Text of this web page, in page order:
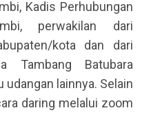
Kadis Perhubungan
perwakilan dari
kota dan dari
Tambang Batubara
lainnya. Selain
daring melalui zoom